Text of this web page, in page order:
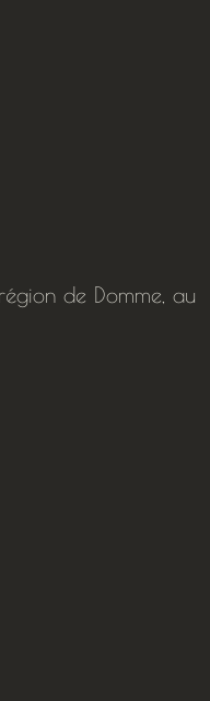
de Domme, au